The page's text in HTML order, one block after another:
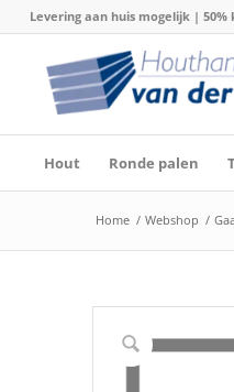
Levering aan huis mogelijk |
Hout Ronde palen
Home / Webshop /